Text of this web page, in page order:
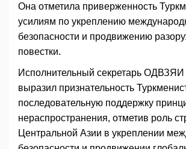
Она отметила приверженность
усилиям по укреплению
безопасности и продвижению
повестки.
Исполнительный секретарь
выразил признательность
последовательную поддержку
нераспространения, отметив роль
Центральной Азии в укреплении